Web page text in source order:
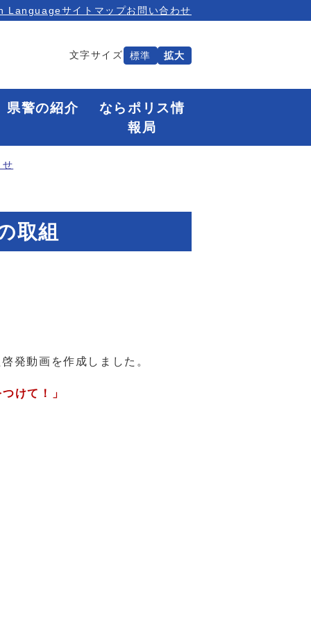
Languageサイトマップお問い合わせ
文字サイズ 標準 拡大
県警の紹介
ならポリス情
報局
せ
取組
発動画を作成しました。
けて！」